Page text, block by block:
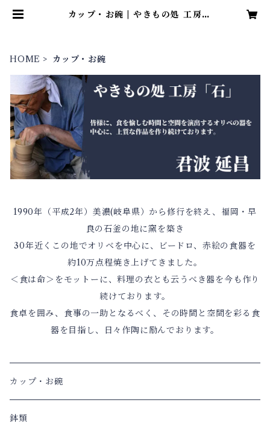
カップ・お碗 | やきもの処 工房
HOME カップ・お碗
1990年（平成2年）美濃(岐阜県）から修行を終え、福岡・早
良の石釜の地に窯を築き
30年近くこの地でオリベを中心に、ビードロ、赤絵の食器を
約10万点程焼き上げてきました。
＜食は命＞をモットーに、料理の衣とも云うべき器を今も作り
続けております。
食卓を囲み、食事の一助となるべく、その時間と空間を彩る食
器を目指し、日々作陶に励んでおります。
カップ・お碗
鉢類